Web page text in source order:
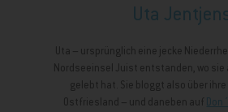
Uta
Uta – ursprünglich eine jecke
Nordseeinsel Juist entstanden, wo sie
gelebt hat. Sie bloggt also über
Ostfriesland – und daneben auf